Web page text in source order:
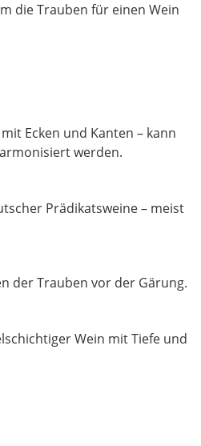
die Trauben für einen Wein
Ecken und Kanten – kann
werden.
Prädikatsweine – meist
der Trauben vor der Gärung.
Wein mit Tiefe und